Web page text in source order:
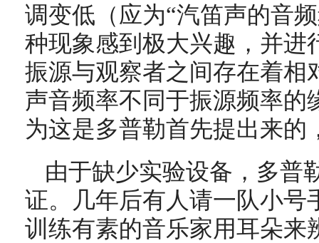
调变低（应为“汽笛声的音
种现象感到极大兴趣，并进
振源与观察者之间存在着相
声音频率不同于振源频率的
为这是多普勒首先提出来的
由于缺少实验设备，多普
证。几年后有人请一队小号
训练有素的音乐家用耳朵来